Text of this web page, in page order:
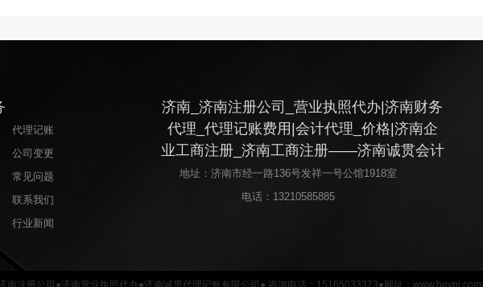
代理记账
公司变更
常见问题
联系我们
行业新闻
济南_济南注册公司_营业执照代办|济南财务
代理_代理记账费用|会计代理_价格|济南企
业工商注册_济南工商注册——济南诚贯会计
地址：济南市经一路136号发祥一号公馆1918室
电话： 13210585885
南注册公司●济南营业执照代办●济南诚贯代理记账有限公司● 咨询电话：15165033373●网址：